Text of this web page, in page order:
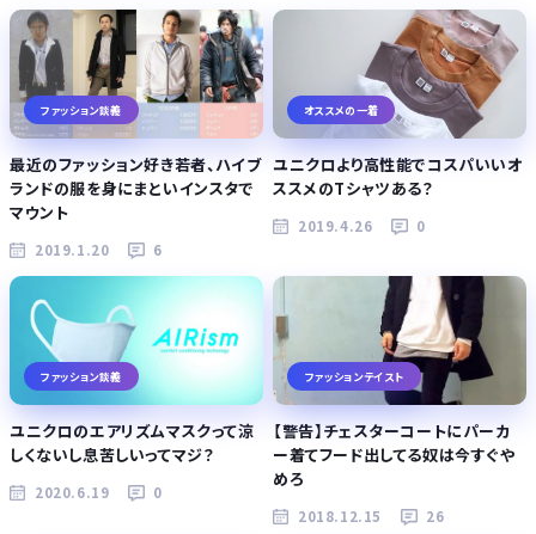
ファッション談義
最近のファッション好き若者、ハイブ
ランドの服を身にまといインスタで
マウント
2019.1.20 6
オススメの一着
ユニクロより高性能でコスパいいオ
ススメのTシャツある？
2019.4.26 0
ファッション談義
ユニクロのエアリズムマスクって涼
しくないし息苦しいってマジ？
2020.6.19 0
ファッションテイスト
【警告】チェスターコートにパーカ
ー着てフード出してる奴は今すぐや
めろ
2018.12.15 26